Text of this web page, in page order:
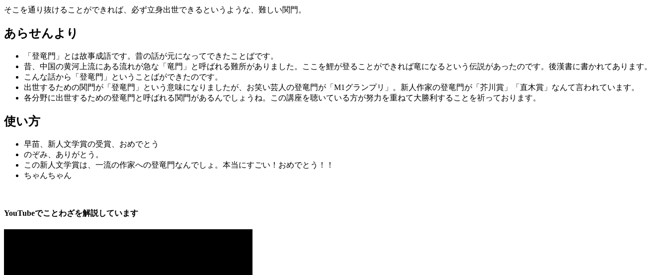
そこを通り抜けることができれば、必ず立身出世できるというような、難しい関門。
あらせんより
「登竜門」とは故事成語です。昔の話が元になってできたことばです。
昔、中国の黄河上流にある流れが急な「竜門」と呼ばれる難所がありました。ここを鯉が登ることができれば竜になるという伝説があったのです。後漢書に書かれてあります。
こんな話から「登竜門」ということばができたのです。
出世するための関門が「登竜門」という意味になりましたが、お笑い芸人の登竜門が「M1グランプリ」。新人作家の登竜門が「芥川賞」「直木賞」なんて言われています。
各分野に出世するための登竜門と呼ばれる関門があるんでしょうね。この講座を聴いている方が努力を重ねて大勝利することを祈っております。
使い方
早苗、新人文学賞の受賞、おめでとう
のぞみ、ありがとう。
この新人文学賞は、一流の作家への登竜門なんでしょ。本当にすごい！おめでとう！！
ちゃんちゃん
YouTubeでことわざを解説しています